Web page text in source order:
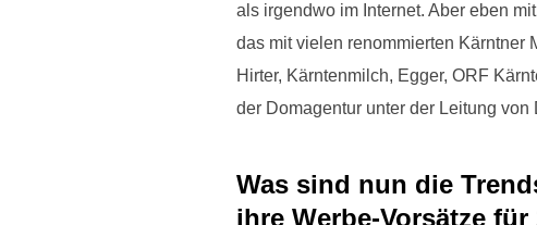
als irgendwo im Internet. Aber eben
das mit vielen renommierten Kärntner
Hirter, Kärntenmilch, Egger, ORF
der Domagentur unter der Leitung von
Was sind nun die
ihre Werbe-Vorsätze für